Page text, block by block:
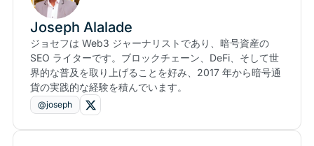
Joseph Alalade
ジョセフは Web3 ジャーナリストであり、暗号資産の
SEO ライターです。ブロックチェーン、DeFi、そして世
界的な普及を取り上げることを好み、2017 年から暗号通
貨の実践的な経験を積んでいます。
@joseph